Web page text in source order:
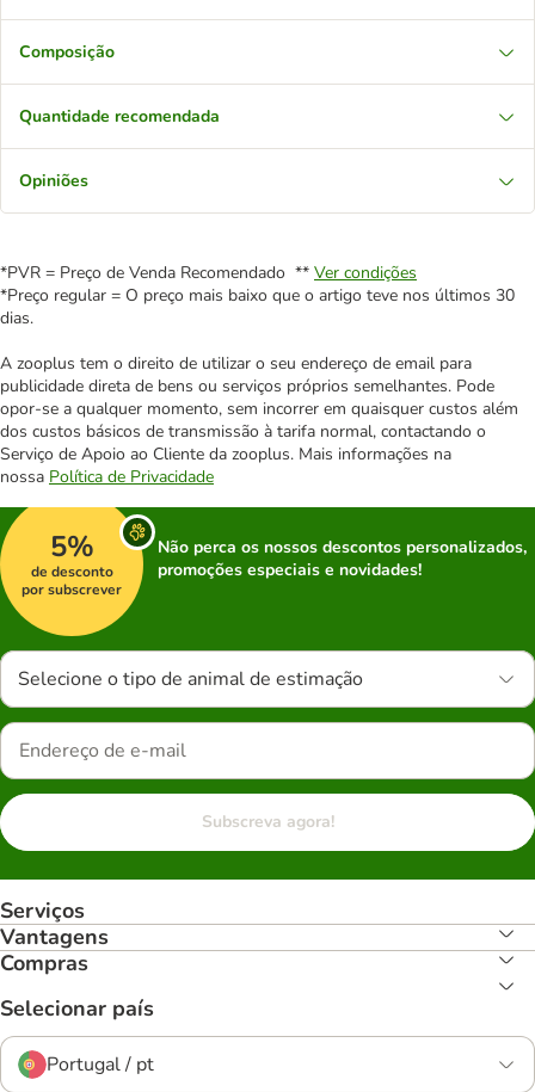
Composição
Quantidade recomendada
Opiniões
*PVR = Preço de Venda Recomendado ** Ver condições
*Preço regular = O preço mais baixo que o artigo teve nos últimos 30
dias.
A zooplus tem o direito de utilizar o seu endereço de email para
publicidade direta de bens ou serviços próprios semelhantes. Pode
opor-se a qualquer momento, sem incorrer em quaisquer custos além
dos custos básicos de transmissão à tarifa normal, contactando o
Serviço de Apoio ao Cliente da zooplus. Mais informações na
nossa Política de Privacidade
5%
de desconto
por subscrever
Não perca os nossos descontos personalizados,
promoções especiais e novidades!
Selecione o tipo de animal de estimação
Subscreva agora!
Serviços
Vantagens
Compras
Selecionar país
Portugal / pt